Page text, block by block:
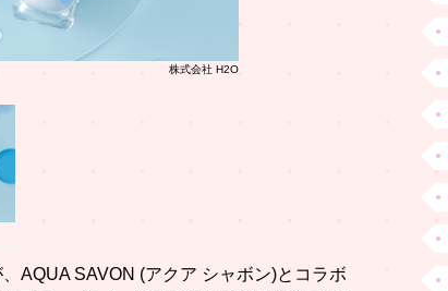
株式会社 H2O
、AQUA SAVON (アクア シャボン)とコラボ